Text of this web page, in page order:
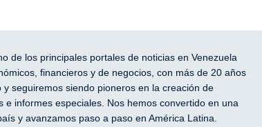
de los principales portales de noticias en Venezuela
financieros y de negocios, con más de 20 años
seguiremos siendo pioneros en la creación de
e informes especiales. Nos hemos convertido en una
y avanzamos paso a paso en América Latina.